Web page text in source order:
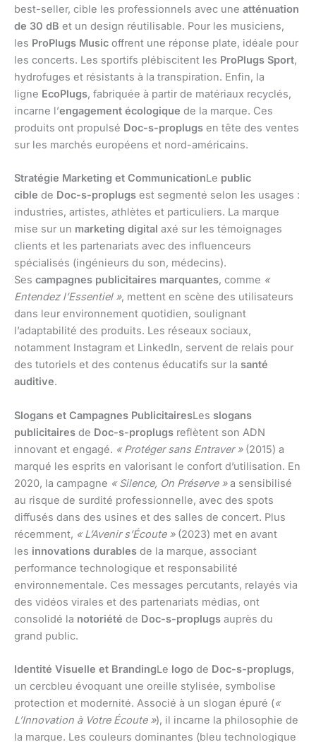
best-seller, cible les professionnels avec une atténuation
de 30 dB et un design réutilisable. Pour les musiciens,
les ProPlugs Music offrent une réponse plate, idéale pour
les concerts. Les sportifs plébiscitent les ProPlugs Sport,
hydrofuges et résistants à la transpiration. Enfin, la
ligne EcoPlugs, fabriquée à partir de matériaux recyclés,
incarne l’engagement écologique de la marque. Ces
produits ont propulsé Doc-s-proplugs en tête des ventes
sur les marchés européens et nord-américains.
Stratégie Marketing et CommunicationLe public
cible de Doc-s-proplugs est segmenté selon les usages :
industries, artistes, athlètes et particuliers. La marque
mise sur un marketing digital axé sur les témoignages
clients et les partenariats avec des influenceurs
spécialisés (ingénieurs du son, médecins).
Ses campagnes publicitaires marquantes, comme «
Entendez l’Essentiel », mettent en scène des utilisateurs
dans leur environnement quotidien, soulignant
l’adaptabilité des produits. Les réseaux sociaux,
notamment Instagram et LinkedIn, servent de relais pour
des tutoriels et des contenus éducatifs sur la santé
auditive.
Slogans et Campagnes PublicitairesLes slogans
publicitaires de Doc-s-proplugs reflètent son ADN
innovant et engagé. « Protéger sans Entraver »(2015) a
marqué les esprits en valorisant le confort d’utilisation. En
2020, la campagne « Silence, On Préserve »a sensibilisé
au risque de surdité professionnelle, avec des spots
diffusés dans des usines et des salles de concert. Plus
récemment, « L’Avenir s’Écoute »(2023) met en avant
les innovations durables de la marque, associant
performance technologique et responsabilité
environnementale. Ces messages percutants, relayés via
des vidéos virales et des partenariats médias, ont
consolidé la notoriété de Doc-s-proplugs auprès du
grand public.
Identité Visuelle et BrandingLe logo de Doc-s-proplugs,
un cercbleu évoquant une oreille stylisée, symbolise
protection et modernité. Associé à un slogan épuré («
L’Innovation à Votre Écoute »), il incarne la philosophie de
la marque. Les couleurs dominantes (bleu technologique